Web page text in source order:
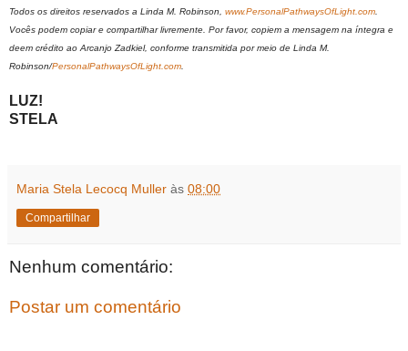
Todos os direitos reservados a Linda M. Robinson, www.PersonalPathwaysOfLight.com.
Vocês podem copiar e compartilhar livremente. Por favor, copiem a mensagem na íntegra e
deem crédito ao Arcanjo Zadkiel, conforme transmitida por meio de Linda M.
Robinson/PersonalPathwaysOfLight.com.
LUZ!
STELA
Maria Stela Lecocq Muller às 08:00
Compartilhar
Nenhum comentário:
Postar um comentário